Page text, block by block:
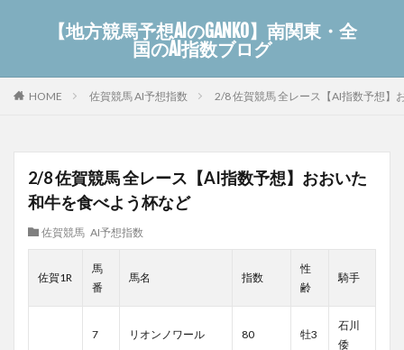
【地方競馬予想AIのGANKO】南関東・全
国のAI指数ブログ
HOME 佐賀競馬 AI予想指数 2/8 佐賀競馬 全レース【AI指数予想】
2/8 佐賀競馬 全レース【AI指数予想】おおいた
和牛を食べよう杯など
佐賀競馬 AI予想指数
佐賀1R
馬
番
馬名 指数
性
齢
騎手
7 リオンノワール 80 牡3
石川
倭